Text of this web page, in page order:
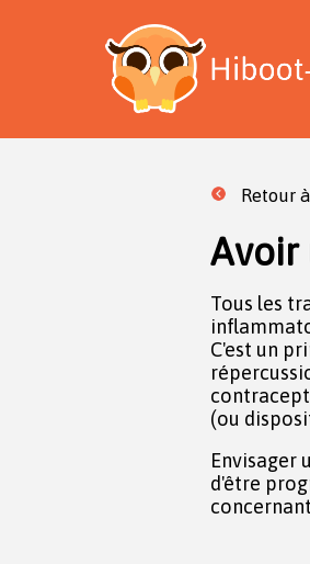
Retour
Avoir
Tous les
C'est un
(ou
Envisager
d'être